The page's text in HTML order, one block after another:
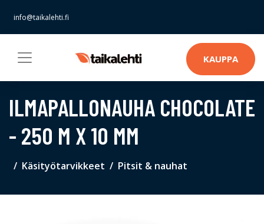
info@taikalehti.fi
KAUPPA
ILMAPALLONAUHA CHOCOLATE
- 250 M X 10 MM
Käsityötarvikkeet Pitsit & nauhat